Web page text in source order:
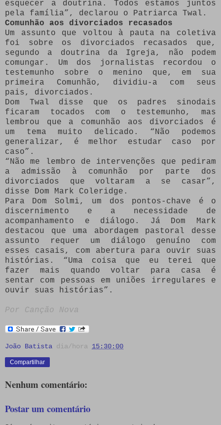
esquecer a doutrina. Todos estamos juntos
pela família”, declarou o Patriarca Twal.
Comunhão aos divorciados recasados
Um assunto que voltou à pauta na coletiva
foi sobre os divorciados recasados que,
segundo a doutrina da Igreja, não podem
comungar. Um dos jornalistas recordou o
testemunho sobre o menino que, em sua
primeira Comunhão, dividiu-a com seus
pais, divorciados.
Dom Twal disse que os padres sinodais
ficaram tocados com o testemunho, mas
lembrou que a comunhão aos divorciados é
um tema muito delicado. “Não podemos
generalizar, é melhor estudar caso por
caso”.
“Não me lembro de intervenções que pediram
a admissão à comunhão por parte dos
divorciados que voltaram a se casar”,
disse Dom Mark Coleridge.
Para Dom Solmi, um dos pontos-chave é o
discernimento e a necessidade de
acompanhamento e diálogo. Já Dom Mark
destacou que uma abordagem pastoral desse
assunto requer um diálogo genuíno com
esses casais, com abertura para ouvir suas
histórias. “Uma coisa que eu terei que
fazer mais quando voltar para casa é
sentar com pessoas em uniões irregulares e
ouvir suas histórias”.
Por Canção Nova
João Batista dia/hora 15:30:00
Compartilhar
Nenhum comentário:
Postar um comentário